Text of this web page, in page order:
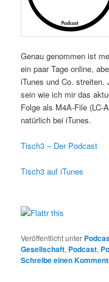
Genau genommen ist
ein paar Tage online,
iTunes und Co.
sein wie ich mir das
Folge als M4A-File (LC-
natürlich bei iTunes.
Tisch3 – Der Podcast
Tisch3 auf iTunes
Veröffentlicht unter
Gesellschaft, Podcast,
Schreibe einen